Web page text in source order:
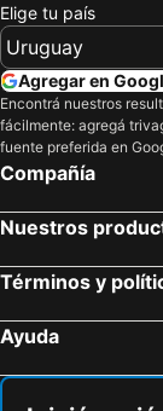
Elige tu país
Agregar en
Encontrá nuestros
fácilmente: agregá
fuente preferida en
Compañía
Nuestros
Términos y
Ayuda